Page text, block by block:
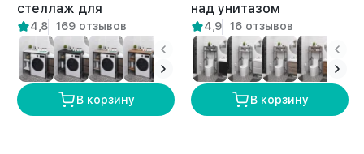
стеллаж для
стиральной машины
лофт Сомма белый/
амаретто
4,8 169 отзывов
В корзину
над унитазом
металлический лофт
Ильма белый/амаретто
4,9 16 отзывов
В корзину